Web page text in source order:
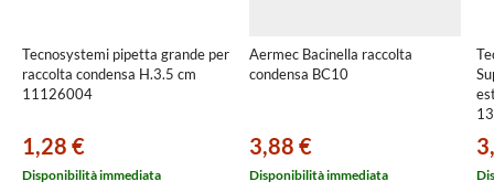
Tecnosystemi pipetta grande per
raccolta condensa H.3.5 cm
11126004
1,28 €
Disponibilità immediata
Aermec Bacinella raccolta
condensa BC10
3,88 €
Disponibilità immediata